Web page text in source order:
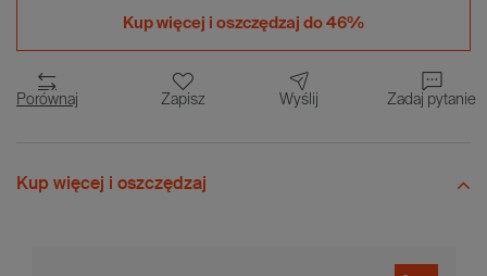
Kup więcej i oszczędzaj do 46%
Porównaj Zapisz Wyślij Zadaj pytanie
Kup więcej i oszczędzaj